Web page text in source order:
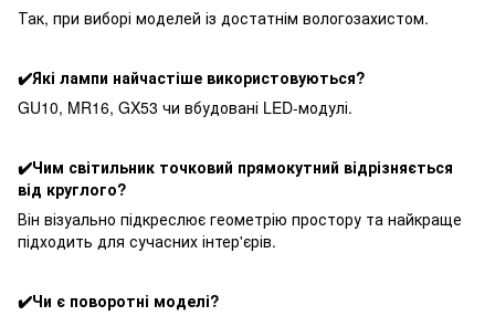
Так, при виборі моделей із достатнім вологозахистом.
✔️Які лампи найчастіше використовуються?
GU10, MR16, GX53 чи вбудовані LED-модулі.
✔️Чим світильник точковий прямокутний відрізняється
від круглого?
Він візуально підкреслює геометрію простору та найкраще
підходить для сучасних інтер'єрів.
✔️Чи є поворотні моделі?